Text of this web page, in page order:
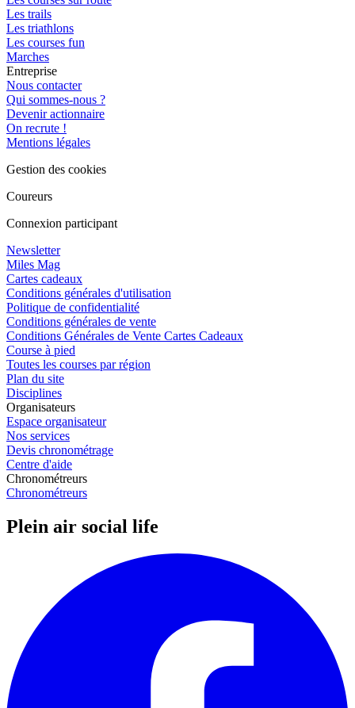
Les trails
Les triathlons
Les courses fun
Marches
Entreprise
Nous contacter
Qui sommes-nous ?
Devenir actionnaire
On recrute !
Mentions légales
Gestion des cookies
Coureurs
Connexion participant
Newsletter
Miles Mag
Cartes cadeaux
Conditions générales d'utilisation
Politique de confidentialité
Conditions générales de vente
Conditions Générales de Vente Cartes Cadeaux
Course à pied
Toutes les courses par région
Plan du site
Disciplines
Organisateurs
Espace organisateur
Nos services
Devis chronométrage
Centre d'aide
Chronométreurs
Chronométreurs
Plein air social life